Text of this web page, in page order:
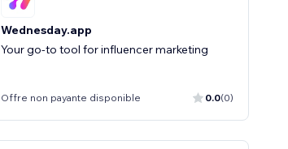
Wednesday.app
Your go-to tool for influencer marketing
Offre non payante disponible 0.0(0)